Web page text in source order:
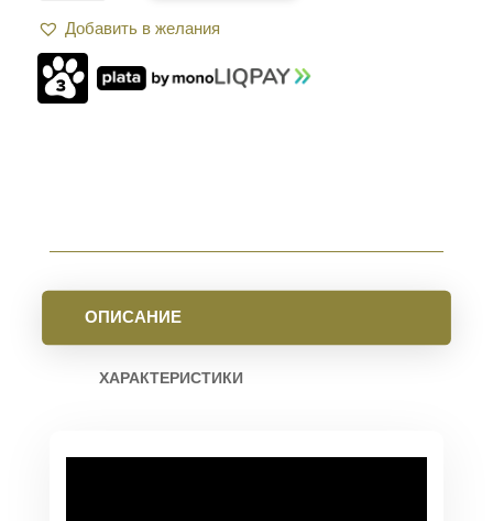
VANGUARD
S
10"
ДЛЯ
Добавить в желания
ОПИСАНИЕ
ХАРАКТЕРИСТИКИ